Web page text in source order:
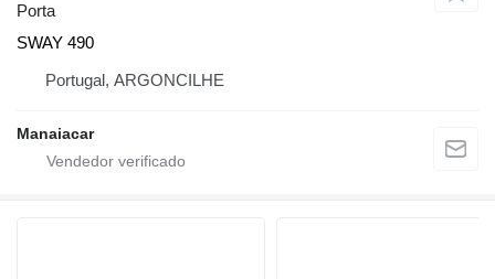
Porta
SWAY 490
Portugal, ARGONCILHE
Manaiacar